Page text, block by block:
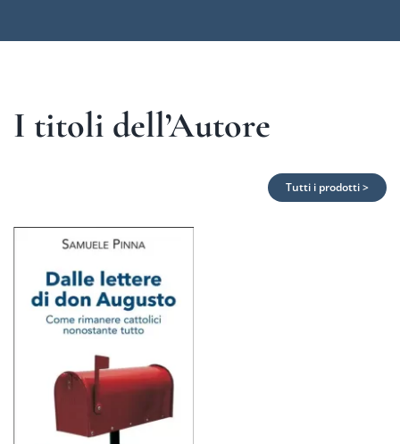
I titoli dell’Autore
Tutti i prodotti >